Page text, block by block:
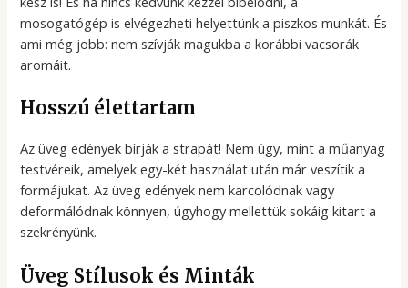
mosogatógép is elvégezheti helyettünk a piszkos munkát. És
ami még jobb: nem szívják magukba a korábbi vacsorák
aromáit.
Hosszú élettartam
Az üveg edények bírják a strapát! Nem úgy, mint a műanyag
testvéreik, amelyek egy-két használat után már veszítik a
formájukat. Az üveg edények nem karcolódnak vagy
deformálódnak könnyen, úgyhogy mellettük sokáig kitart a
szekrényünk.
Üveg Stílusok és Minták